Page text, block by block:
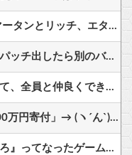
【アイギス】 納涼の浴衣イベ！？マータンとリッチ、エターナーが来る模様！！！
Switch『魔法少女ノ魔女裁判』修正パッチ出したら別のバグ発生、来週まで直せません→公式に苦情殺到
「みんなが自由にやりたいことやって、全員と仲良くできる。そんな世界を作るために、これからも頑張るよ！」オーガスト・あいミス『ヴァレリア』の深憶聖装『宿業に叛する吸血女帝』
【世も末】セクシー女優「熊本に300万円寄付」→ (ヽ´ん`)「汚い金でもありがとう」
『こいつのキャラデザ最高過ぎるやろ』ってなったゲームキャラｗｗｗｗ